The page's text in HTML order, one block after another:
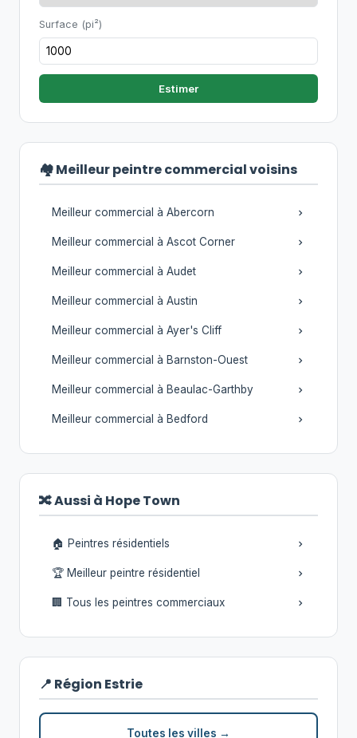
Surface (pi²)
Estimer
🏘️ Meilleur peintre commercial voisins
Meilleur commercial à Abercorn
Meilleur commercial à Ascot Corner
Meilleur commercial à Audet
Meilleur commercial à Austin
Meilleur commercial à Ayer's Cliff
Meilleur commercial à Barnston-Ouest
Meilleur commercial à Beaulac-Garthby
Meilleur commercial à Bedford
🔀 Aussi à Hope Town
🏠 Peintres résidentiels
🏆 Meilleur peintre résidentiel
🏢 Tous les peintres commerciaux
📍 Région Estrie
Toutes les villes →